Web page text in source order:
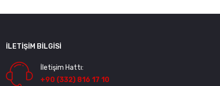
İLETIŞIM BILGISI
İletişim Hattı:
+90 (332) 816 17 10